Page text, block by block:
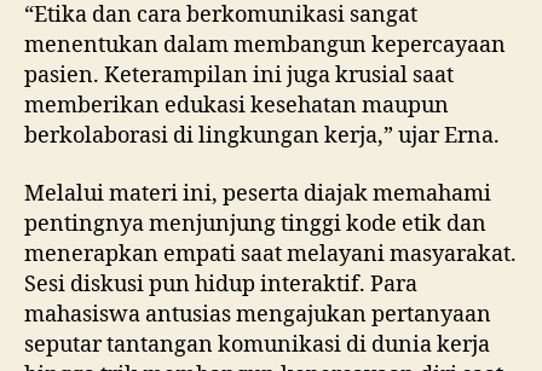
“Etika dan cara berkomunikasi sangat
menentukan dalam membangun kepercayaan
pasien. Keterampilan ini juga krusial saat
memberikan edukasi kesehatan maupun
berkolaborasi di lingkungan kerja,” ujar Erna.
Melalui materi ini, peserta diajak memahami
pentingnya menjunjung tinggi kode etik dan
menerapkan empati saat melayani masyarakat.
Sesi diskusi pun hidup interaktif. Para
mahasiswa antusias mengajukan pertanyaan
seputar tantangan komunikasi di dunia kerja